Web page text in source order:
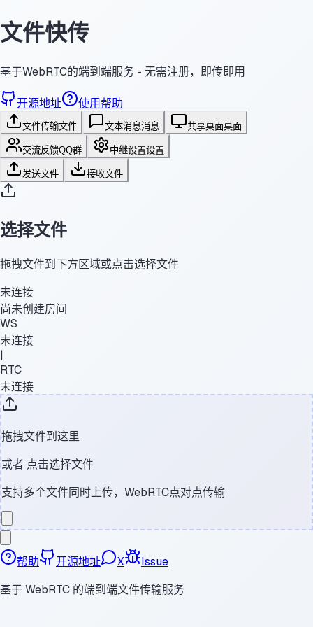
文件快传
基于WebRTC的端到端服务 - 无需注册，即传即用
开源地址 使用帮助
文件传输文件 文本消息消息 共享桌面桌面
交流反馈QQ群 中继设置设置
发送文件 接收文件
选择文件
拖拽文件到下方区域或点击选择文件
未连接
尚未创建房间
WS
未连接
|
RTC
未连接
拖拽文件到这里
或者 点击选择文件
支持多个文件同时上传，WebRTC点对点传输
帮助 开源地址 X
Issue
基于 WebRTC 的端到端文件传输服务